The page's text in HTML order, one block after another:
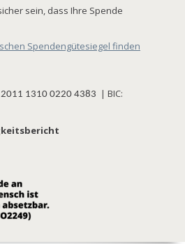
sein, dass Ihre Spende
Spendengütesiegel finden
2011 1310 0220 4383 | BIC: